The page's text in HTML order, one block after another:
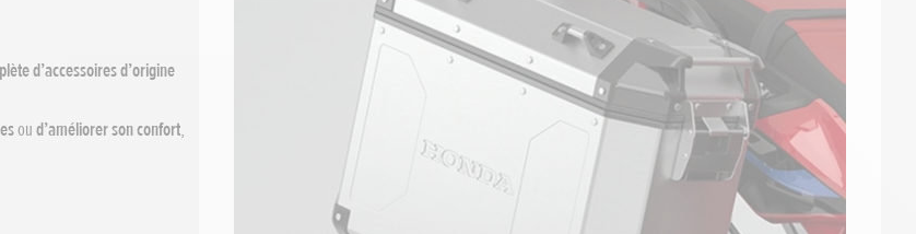
d’accessoires d’origine
oud’améliorer son confort,